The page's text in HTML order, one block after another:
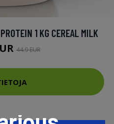
1 KG CEREAL MILK
44.9 EUR